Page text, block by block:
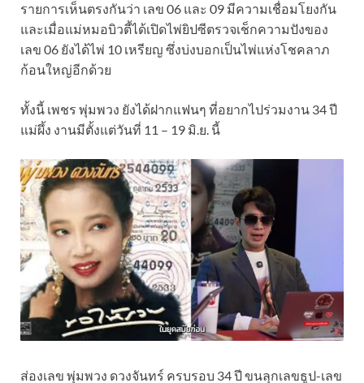
รายการเห็นตรงกันว่า เลข 06 และ 09 มีความเชื่อมโยงกัน
และเมื่อแม่หมอบิวตี้ได้เปิดไพ่ยิปซีตรวจเช็กความปังของ
เลข 06 ยังได้ไพ่ 10 เหรียญ ซึ่งบ่งบอกเป็นไพ่แห่งโชคลาภ
ก้อนใหญ่อีกด้วย
ทั้งนี้ เพชร พุ่มพวง ยังได้ฝากแฟนๆ ที่อยากไปร่วมงาน 34 ปี
แม่ผึ้ง งานมีตั้งแต่วันที่ 11 – 19 มิ.ย. นี้
ส่องเลข พุ่มพวง ดวงจันทร์ ครบรอบ 34 ปี ขนลุกเลขธูป-เลข